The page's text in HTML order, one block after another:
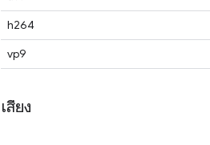
h264
vp9
เสียง